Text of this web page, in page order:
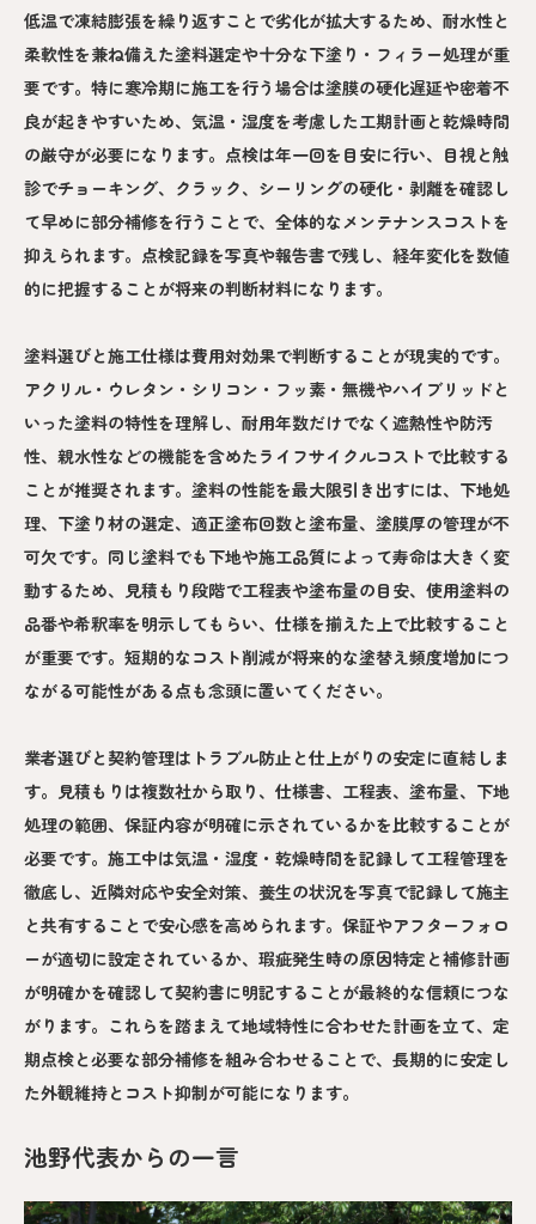
低温で凍結膨張を繰り返すことで劣化が拡大するため、耐水性と
柔軟性を兼ね備えた塗料選定や十分な下塗り・フィラー処理が重
要です。特に寒冷期に施工を行う場合は塗膜の硬化遅延や密着不
良が起きやすいため、気温・湿度を考慮した工期計画と乾燥時間
の厳守が必要になります。点検は年一回を目安に行い、目視と触
診でチョーキング、クラック、シーリングの硬化・剥離を確認し
て早めに部分補修を行うことで、全体的なメンテナンスコストを
抑えられます。点検記録を写真や報告書で残し、経年変化を数値
的に把握することが将来の判断材料になります。
塗料選びと施工仕様は費用対効果で判断することが現実的です。
アクリル・ウレタン・シリコン・フッ素・無機やハイブリッドと
いった塗料の特性を理解し、耐用年数だけでなく遮熱性や防汚
性、親水性などの機能を含めたライフサイクルコストで比較する
ことが推奨されます。塗料の性能を最大限引き出すには、下地処
理、下塗り材の選定、適正塗布回数と塗布量、塗膜厚の管理が不
可欠です。同じ塗料でも下地や施工品質によって寿命は大きく変
動するため、見積もり段階で工程表や塗布量の目安、使用塗料の
品番や希釈率を明示してもらい、仕様を揃えた上で比較すること
が重要です。短期的なコスト削減が将来的な塗替え頻度増加につ
ながる可能性がある点も念頭に置いてください。
業者選びと契約管理はトラブル防止と仕上がりの安定に直結しま
す。見積もりは複数社から取り、仕様書、工程表、塗布量、下地
処理の範囲、保証内容が明確に示されているかを比較することが
必要です。施工中は気温・湿度・乾燥時間を記録して工程管理を
徹底し、近隣対応や安全対策、養生の状況を写真で記録して施主
と共有することで安心感を高められます。保証やアフターフォロ
ーが適切に設定されているか、瑕疵発生時の原因特定と補修計画
が明確かを確認して契約書に明記することが最終的な信頼につな
がります。これらを踏まえて地域特性に合わせた計画を立て、定
期点検と必要な部分補修を組み合わせることで、長期的に安定し
た外観維持とコスト抑制が可能になります。
池野代表からの一言